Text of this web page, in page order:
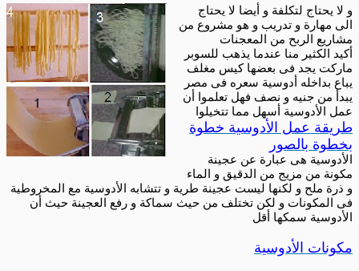
و لا يحتاج لتكلفة و أيضا لا يحتاج
الى مهارة و تدريب و هو مشروع من
مشاريع الربح من المعجنات
أكيد الكثير منا عندما يذهب للسوبر
ماركت يجد فى بعضها كيس مغلف
يباع بداخله أدوسية سعره فى مصر
يبدأ من جنيه و نصف فهل تعلموا أن
عمل الأدوسية أسهل مما تتخيلوا
طريقة عمل الأدوسية خطوة
بخطوة بالصور
الأدوسية هى عبارة عن عجينة
مكونة من مزيج من الدقيق و الماء
و ذرة ملح و لكنها ليست عجينة طرية و تتشابه الأدوسية مع المخروطية
فى المكونات و لكن تختلف من حيث سماكة و رفع العجينة حيث أن
الأدوسية سمكها أقل
مكونات الأدوسية